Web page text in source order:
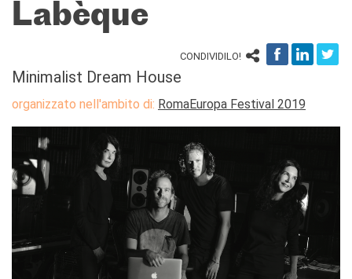
Contatti
CERCA
Labèque
CONDIVIDILO!
Minimalist Dream House
organizzato nell'ambito di: RomaEuropa Festival 2019